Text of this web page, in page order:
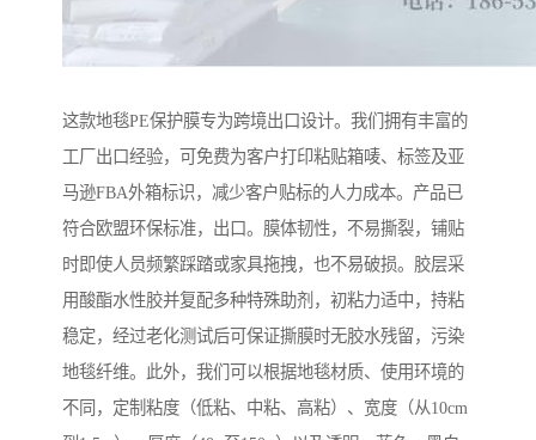
这款地毯PE保护膜专为跨境出口设计。我们拥有丰富的
工厂出口经验，可免费为客户打印粘贴箱唛、标签及亚
马逊FBA外箱标识，减少客户贴标的人力成本。产品已
符合欧盟环保标准，出口。膜体韧性，不易撕裂，铺贴
时即使人员频繁踩踏或家具拖拽，也不易破损。胶层采
用酸酯水性胶并复配多种特殊助剂，初粘力适中，持粘
稳定，经过老化测试后可保证撕膜时无胶水残留，污染
地毯纤维。此外，我们可以根据地毯材质、使用环境的
不同，定制粘度（低粘、中粘、高粘）、宽度（从10cm